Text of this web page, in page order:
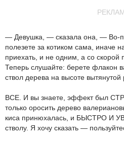
— Девушка, — сказала она, — Во-
полезете за котиком сама, иначе
приехать, и не одним, а со
Теперь слушайте: берете флакон
ствол дерева на высоте вытянутой
ВСЕ. И вы знаете, эффект был
только оросить дерево
киса принюхалась, и БЫСТРО И
стволу. Я хочу сказать —